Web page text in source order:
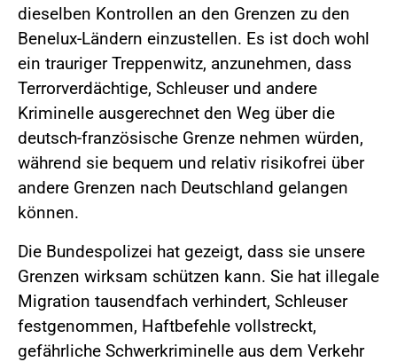
dieselben Kontrollen an den Grenzen zu den
Benelux-Ländern einzustellen. Es ist doch wohl
ein trauriger Treppenwitz, anzunehmen, dass
Terrorverdächtige, Schleuser und andere
Kriminelle ausgerechnet den Weg über die
deutsch-französische Grenze nehmen würden,
während sie bequem und relativ risikofrei über
andere Grenzen nach Deutschland gelangen
können.
Die Bundespolizei hat gezeigt, dass sie unsere
Grenzen wirksam schützen kann. Sie hat illegale
Migration tausendfach verhindert, Schleuser
festgenommen, Haftbefehle vollstreckt,
gefährliche Schwerkriminelle aus dem Verkehr